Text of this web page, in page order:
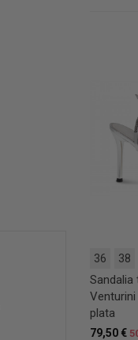
36 38
Venturini
plata
79,50 €